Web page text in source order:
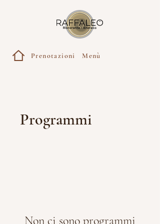
Prenotazioni Menù
Programmi
Non ci sono programmi